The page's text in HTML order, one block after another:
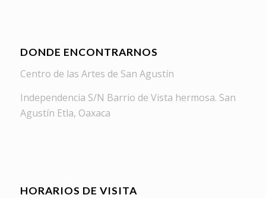
DONDE ENCONTRARNOS
Centro de las Artes de San Agustín
Independencia S/N Barrio de Vista hermosa. San
Agustín Etla, Oaxaca
HORARIOS DE VISITA